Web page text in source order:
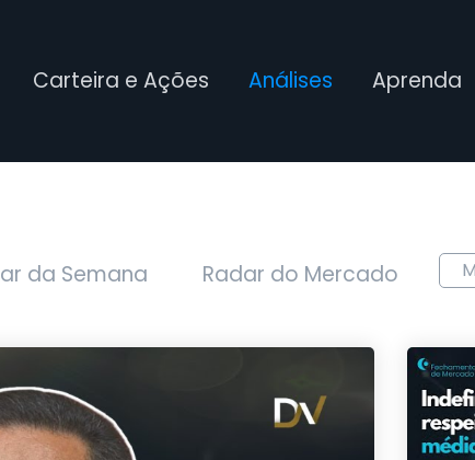
Carteira e Ações Análises Aprenda
da Semana Radar do Mercado